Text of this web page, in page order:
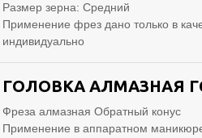
Размер зерна: Средний
Применение фрез дано только в
индивидуально
ГОЛОВКА АЛМАЗНАЯ
Фреза алмазная Обратный конус
Применение в аппаратном